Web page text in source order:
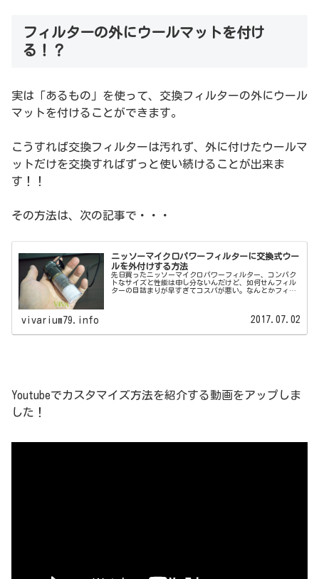
フィルターの外にウールマットを付け
る！？
実は「あるもの」を使って、交換フィルターの外にウール
マットを付けることができます。
こうすれば交換フィルターは汚れず、外に付けたウールマ
ットだけを交換すればずっと使い続けることが出来ま
す！！
その方法は、次の記事で・・・
ニッソーマイクロパワーフィルターに交換式ウー
ルを外付けする方法
先日買ったニッソーマイクロパワーフィルター、コンパク
トなサイズと性能は申し分ないんだけど、如何せんフィル
ターの目詰まりが早すぎてコスパが悪い。なんとかフィル
vivarium79.info 2017.07.02
Youtubeでカスタマイズ方法を紹介する動画をアップしま
した！